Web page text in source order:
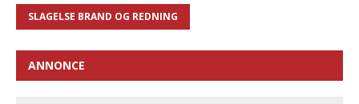
SLAGELSE BRAND OG REDNING
ANNONCE